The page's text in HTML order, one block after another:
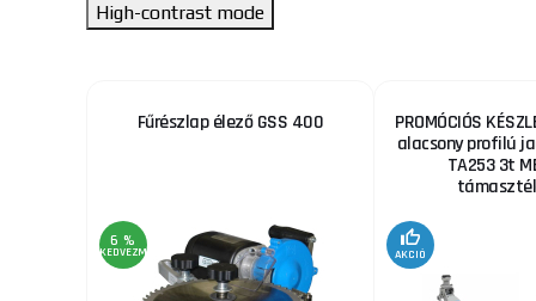
High-contrast mode
Fűrészlap élező GSS 400
6 %
KEDVEZMÉNY
PROMÓCIÓS
alacsony profilú
TA253 3t
AKCIÓ